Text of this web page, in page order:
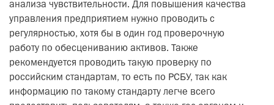
анализа чувствительности. Для повышения качества
управления предприятием нужно проводить с
регулярностью, хотя бы в один год проверочную
работу по обесцениванию активов. Также
рекомендуется проводить такую проверку по
российским стандартам, то есть по РСБУ, так как
информацию по такому стандарту легче всего